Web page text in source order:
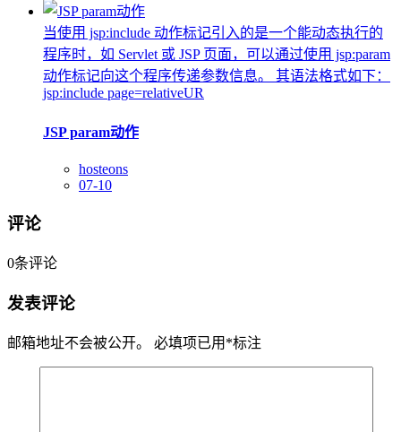
当使用 jsp:include 动作标记引入的是一个能动态执行的
程序时，如 Servlet 或 JSP 页面，可以通过使用 jsp:param
动作标记向这个程序传递参数信息。 其语法格式如下：
jsp:include page=relativeUR
JSP param动作
hosteons
07-10
评论
0条评论
发表评论
邮箱地址不会被公开。 必填项已用 *标注